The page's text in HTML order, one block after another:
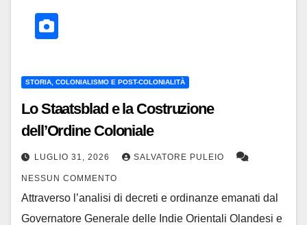
STORIA, COLONIALISMO E POST-COLONIALITÀ
Lo Staatsblad e la Costruzione
dell’Ordine Coloniale
LUGLIO 31, 2026 SALVATORE PULEIO
NESSUN COMMENTO
Attraverso l’analisi di decreti e ordinanze emanati dal
Governatore Generale delle Indie Orientali Olandesi e